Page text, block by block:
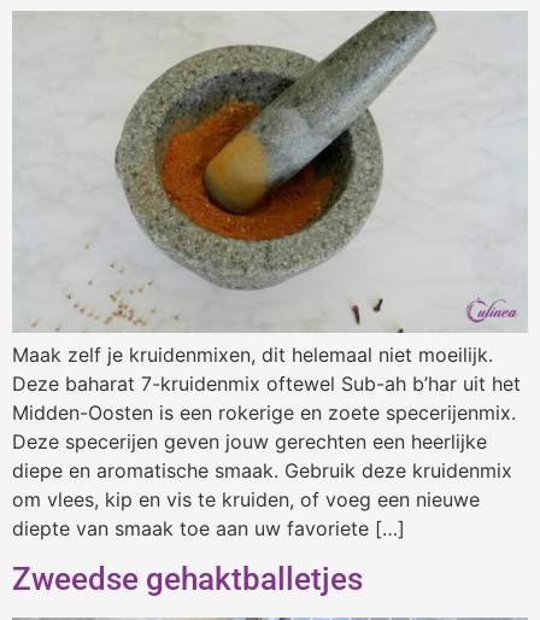
Maak zelf je kruidenmixen, dit helemaal niet moeilijk.
Deze baharat 7-kruidenmix oftewel Sub-ah b’har uit het
Midden-Oosten is een rokerige en zoete specerijenmix.
Deze specerijen geven jouw gerechten een heerlijke
diepe en aromatische smaak. Gebruik deze kruidenmix
om vlees, kip en vis te kruiden, of voeg een nieuwe
diepte van smaak toe aan uw favoriete […]
Zweedse gehaktballetjes